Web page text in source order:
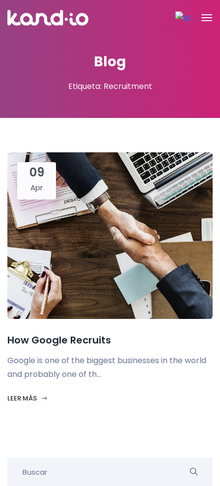
Blog
Etiqueta: Recruitment
09
Apr
How Google Recruits
Google is one of the biggest businesses in the world
and probably one of th...
LEER MÁS